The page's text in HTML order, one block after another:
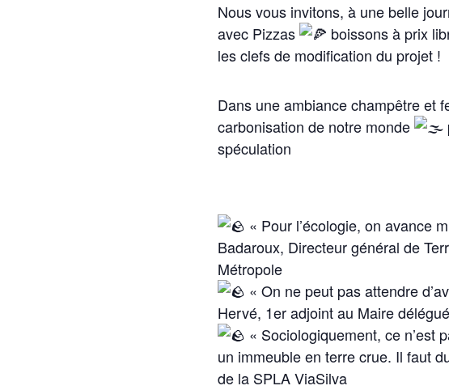
Nous vous invitons, à une belle
avec Pizzas
boissons à prix
les clefs de modification du projet !
Dans une ambiance champêtre et
carbonisation de notre monde
spéculation
« Pour l’écologie, on avance
Badaroux, Directeur général de
Métropole
« On ne peut pas attendre
Hervé, 1er adjoint au Maire
« Sociologiquement, ce n’est
un immeuble en terre crue. Il faut
de la SPLA ViaSilva